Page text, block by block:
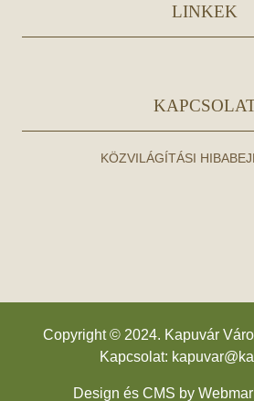
LINKEK
KÖZVILÁGÍTÁSI
Copyright © 2024. Kapuvár
Kapcsolat:
Design és CMS by